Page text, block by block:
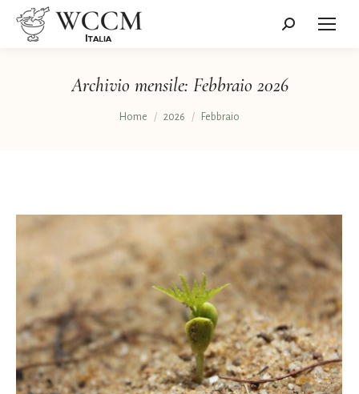
Cerca:
Archivio mensile: Febbraio 2026
Tu sei qui:
Home 2026 Febbraio